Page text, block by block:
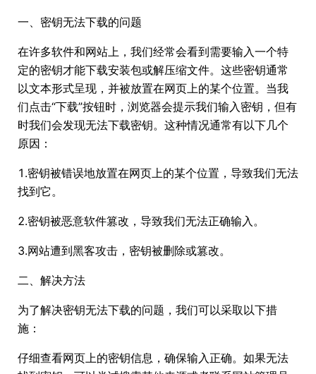
一、密钥无法下载的问题
在许多软件和网站上，我们经常会看到需要输入一个特
定的密钥才能下载安装包或解压缩文件。这些密钥通常
以文本形式呈现，并被放置在网页上的某个位置。当我
们点击“下载”按钮时，浏览器会提示我们输入密钥，但有
时我们会发现无法下载密钥。这种情况通常有以下几个
原因：
1.密钥被错误地放置在网页上的某个位置，导致我们无法
找到它。
2.密钥被恶意软件篡改，导致我们无法正确输入。
3.网站遭到黑客攻击，密钥被删除或篡改。
二、解决方法
为了解决密钥无法下载的问题，我们可以采取以下措
施：
仔细查看网页上的密钥信息，确保输入正确。如果无法